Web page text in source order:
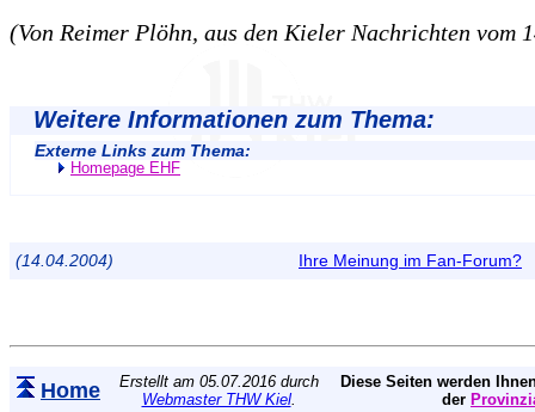
(Von Reimer Plöhn, aus den Kieler Nachrichten vom
Weitere Informationen zum Thema:
Externe Links zum Thema:
Homepage EHF
(14.04.2004) Ihre Meinung im Fan-Forum?
Home
Erstellt am 05.07.2016 durch
Webmaster THW Kiel.
Diese Seiten werden
der